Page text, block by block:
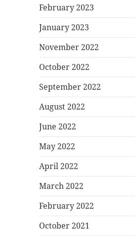
February 2023
January 2023
November 2022
October 2022
September 2022
August 2022
June 2022
May 2022
April 2022
March 2022
February 2022
October 2021